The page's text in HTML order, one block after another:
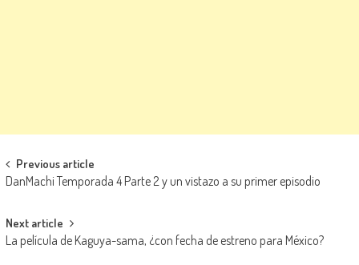
Navegación de entradas
Previous article
DanMachi Temporada 4 Parte 2 y un vistazo a su primer episodio
Next article
La película de Kaguya-sama, ¿con fecha de estreno para México?